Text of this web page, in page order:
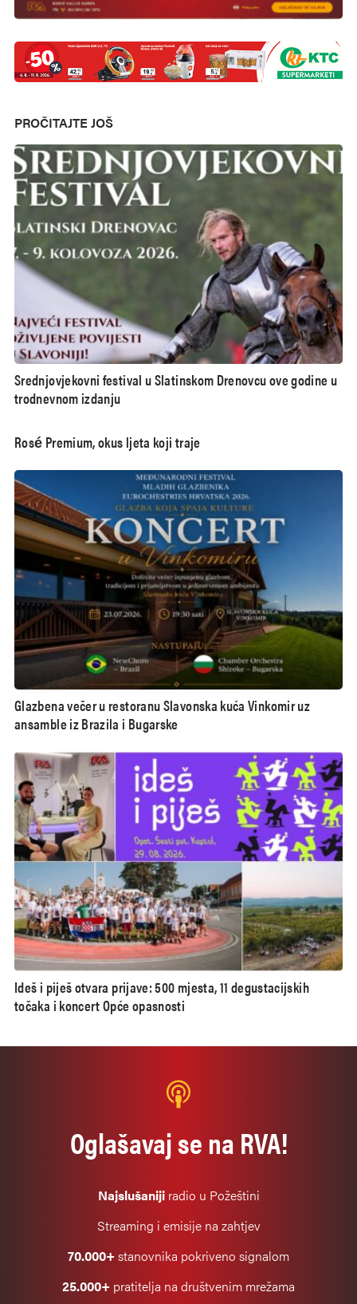
PROČITAJTE JOŠ
Srednjovjekovni festival u Slatinskom Drenovcu ove godine u
trodnevnom izdanju
Rosé Premium, okus ljeta koji traje
Glazbena večer u restoranu Slavonska kuća Vinkomir uz
ansamble iz Brazila i Bugarske
Ideš i piješ otvara prijave: 500 mjesta, 11 degustacijskih
točaka i koncert Opće opasnosti
Oglašavaj se na RVA!
Najslušanijiradio u Požeštini
Streaming i emisije na zahtjev
70.000+stanovnika pokriveno signalom
25.000+ pratitelja na društvenim mrežama